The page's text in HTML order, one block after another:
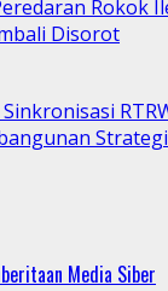
Rokok
Disorot
Media Siber